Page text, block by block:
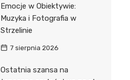
Emocje w Obiektywie:
Muzyka i Fotografia w
Strzelinie
7 sierpnia 2026
Ostatnia szansa na